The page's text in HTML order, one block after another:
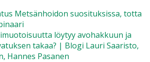
Metsänhoidon suosituksissa, totta
löytyy avohakkuun ja
takaa? | Blogi Lauri Saaristo,
Hannes Pasanen